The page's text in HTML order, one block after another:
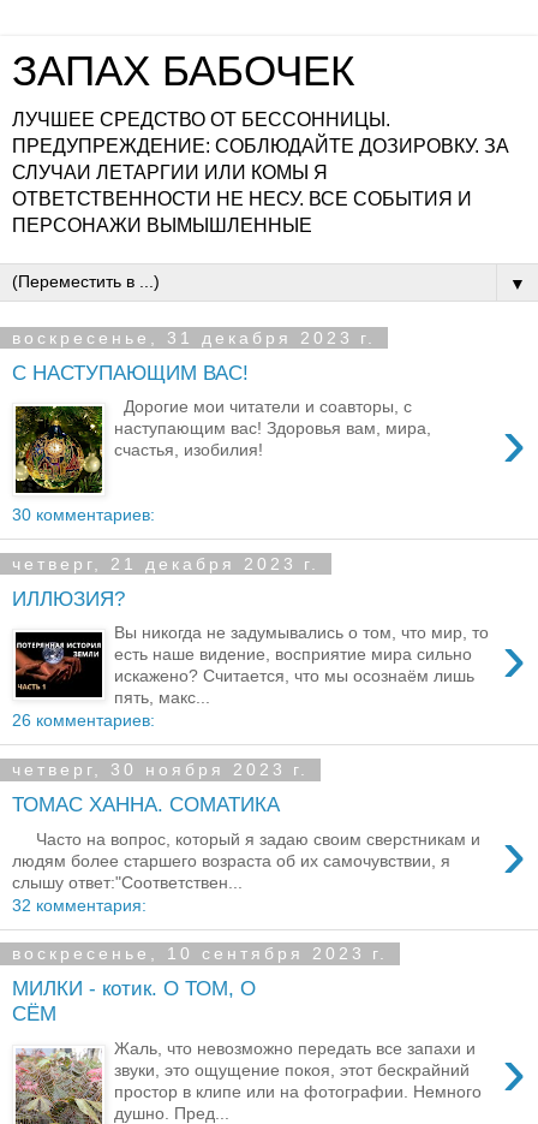
ЗАПАХ БАБОЧЕК
ЛУЧШЕЕ СРЕДСТВО ОТ БЕССОННИЦЫ.
ПРЕДУПРЕЖДЕНИЕ: СОБЛЮДАЙТЕ ДОЗИРОВКУ. ЗА
СЛУЧАИ ЛЕТАРГИИ ИЛИ КОМЫ Я
ОТВЕТСТВЕННОСТИ НЕ НЕСУ. ВСЕ СОБЫТИЯ И
ПЕРСОНАЖИ ВЫМЫШЛЕННЫЕ
▼
воскресенье, 31 декабря 2023 г.
С НАСТУПАЮЩИМ ВАС!
›
Дорогие мои читатели и соавторы, с
наступающим вас! Здоровья вам, мира,
счастья, изобилия!
30 комментариев:
четверг, 21 декабря 2023 г.
ИЛЛЮЗИЯ?
›
Вы никогда не задумывались о том, что мир, то
есть наше видение, восприятие мира сильно
искажено? Считается, что мы осознаём лишь
пять, макс...
26 комментариев:
четверг, 30 ноября 2023 г.
ТОМАС ХАННА. СОМАТИКА
›
Часто на вопрос, который я задаю своим сверстникам и
людям более старшего возраста об их самочувствии, я
слышу ответ:"Соответствен...
32 комментария:
воскресенье, 10 сентября 2023 г.
МИЛКИ - котик. О ТОМ, О
СЁМ
›
Жаль, что невозможно передать все запахи и
звуки, это ощущение покоя, этот бескрайний
простор в клипе или на фотографии. Немного
душно. Пред...